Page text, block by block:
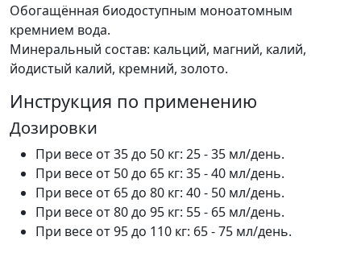
Обогащённая биодоступным моноатомным
кремнием вода.
Минеральный состав: кальций, магний, калий,
йодистый калий, кремний, золото.
Инструкция по применению
Дозировки
При весе от 35 до 50 кг: 25 - 35 мл/день.
При весе от 50 до 65 кг: 35 - 40 мл/день.
При весе от 65 до 80 кг: 40 - 50 мл/день.
При весе от 80 до 95 кг: 55 - 65 мл/день.
При весе от 95 до 110 кг: 65 - 75 мл/день.